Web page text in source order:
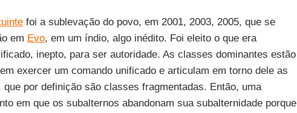
foi a sublevação do povo, em 2001, 2003, 2005, que se
em Evo, em um índio, algo inédito. Foi eleito o que era
inepto, para ser autoridade. As classes dominantes estão
exercer um comando unificado e articulam em torno dele as
por definição são classes fragmentadas. Então, uma
em que os subalternos abandonam sua subalternidade porque